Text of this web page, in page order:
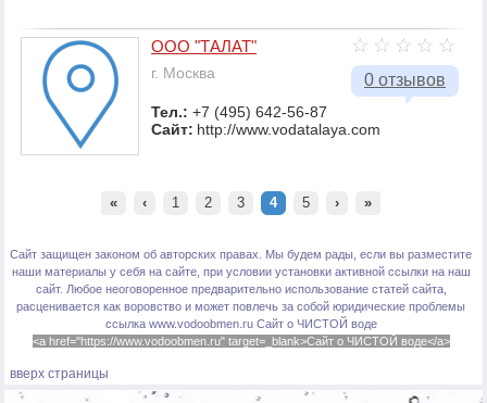
0 отзывов
ООО "ТАЛАТ"
г. Москва
Тел.: +7 (495) 642-56-87
Сайт: http://www.vodatalaya.com
« ‹ 1 2 3 4 5 › »
Сайт защищен законом об авторских правах. Мы будем рады, если вы разместите
наши материалы у себя на сайте, при условии установки активной ссылки на наш
сайт. Любое неоговоренное предварительно использование статей сайта,
расценивается как воровство и может повлечь за собой юридические проблемы
ссылка www.vodoobmen.ru Сайт о ЧИСТОЙ воде
<a href="https://www.vodoobmen.ru" target=_blank>Сайт о ЧИСТОЙ воде</a>
вверх страницы